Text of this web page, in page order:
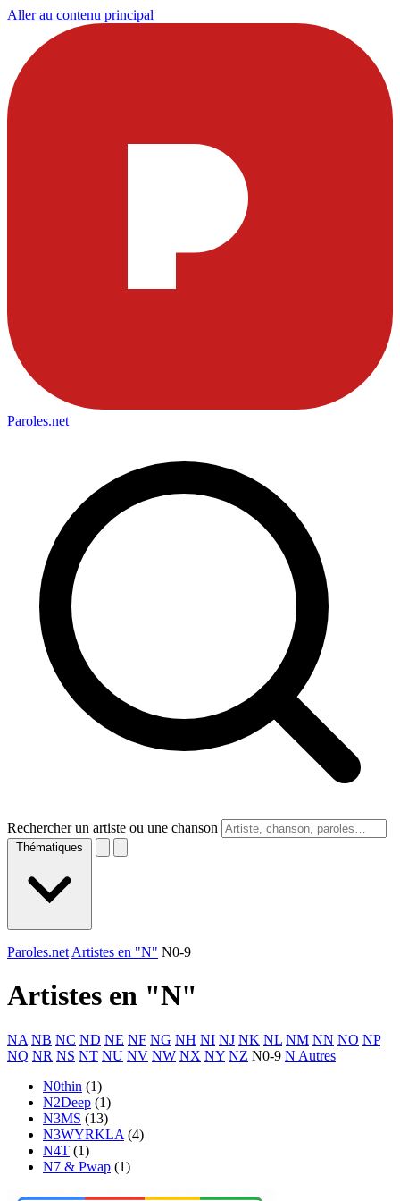
Aller au contenu principal
Paroles.net
Rechercher un artiste ou une chanson
Thématiques
Paroles.net Artistes en "N" N0-9
Artistes en "N"
NA NB NC ND NE NF NG NH NI NJ NK NL NM NN NO NP
NQ NR NS NT NU NV NW NX NY NZ N0-9 N Autres
N0thin (1)
N2Deep (1)
N3MS (13)
N3WYRKLA (4)
N4T (1)
N7 & Pwap (1)